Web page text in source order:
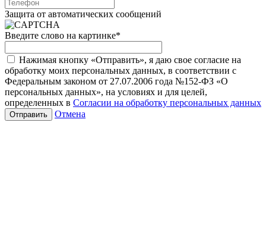
Защита от автоматических сообщений
Введите слово на картинке*
Нажимая кнопку «Отправить», я даю свое согласие на
обработку моих персональных данных, в соответствии с
Федеральным законом от 27.07.2006 года №152-ФЗ «О
персональных данных», на условиях и для целей,
определенных в Согласии на обработку персональных данных
Отмена